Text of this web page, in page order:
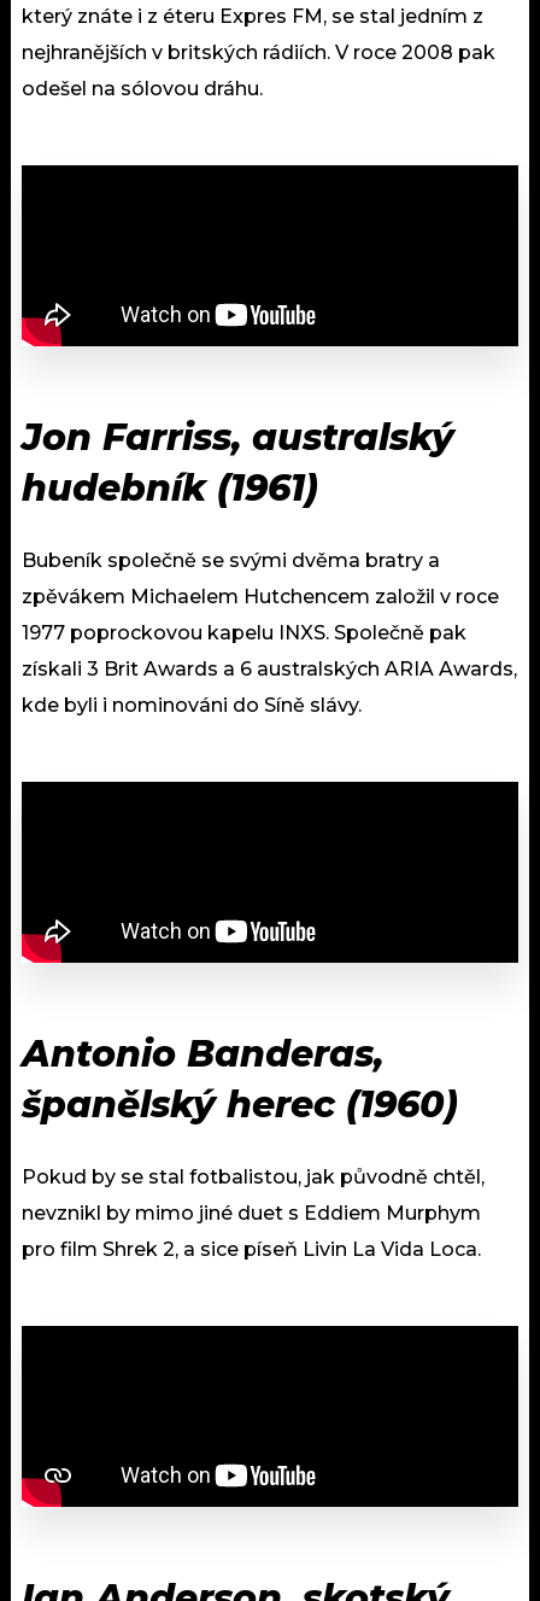
který znáte i z éteru Expres FM, se stal jedním z
nejhranějších v britských rádiích. V roce 2008 pak
odešel na sólovou dráhu.
Jon Farriss, australský
hudebník (1961)
Bubeník společně se svými dvěma bratry a
zpěvákem Michaelem Hutchencem založil v roce
1977 poprockovou kapelu INXS. Společně pak
získali 3 Brit Awards a 6 australských ARIA Awards,
kde byli i nominováni do Síně slávy.
Antonio Banderas,
španělský herec (1960)
Pokud by se stal fotbalistou, jak původně chtěl,
nevznikl by mimo jiné duet s Eddiem Murphym
pro film Shrek 2, a sice píseň Livin La Vida Loca.